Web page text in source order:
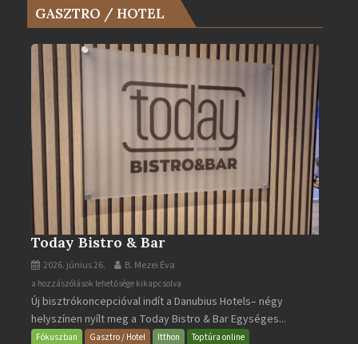
Év
bejegyzéshez
GASZTRO / HOTEL
Today Bistro & Bar
2026. június 26. B. Mezei Éva
Today
Bistro
&
Bar
a hozzászólások lehetősége kikapcsolva
Új bisztrókoncepcióval indít a Danubius Hotels– négy
helyszínen nyílt meg a Today Bistro & Bar Egységes...
Fókuszban Gasztro / Hotel Itthon Toptúra online